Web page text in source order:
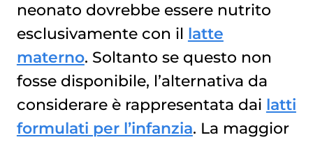
neonato dovrebbe essere nutrito
esclusivamente con il latte
materno. Soltanto se questo non
fosse disponibile, l’alternativa da
considerare è rappresentata dai latti
formulati per l’infanzia. La maggior